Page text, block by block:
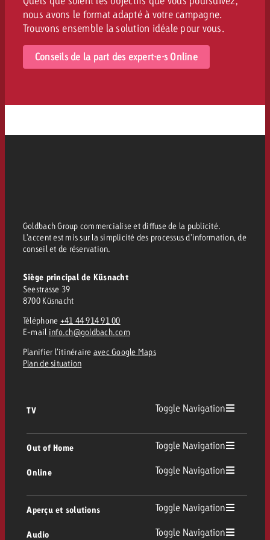
nous avons le format adapté à votre campagne.
Trouvons ensemble la solution idéale pour vous.
Conseils de la part des expert·e·s Online
Goldbach Group commercialise et diffuse de la publicité.
L’accent est mis sur la simplicité des processus d’information, de
conseil et de réservation.
Siège principal de Küsnacht
Seestrasse 39
8700 Küsnacht
Téléphone +41 44 914 91 00
E-mail info.ch@goldbach.com
Planifier l’itinéraire avec Google Maps
Plan de situation
TV Toggle Navigation
Out of Home Toggle Navigation
Out of Home
Affichage
Online Toggle Navigation
Aperçu et solutions Toggle Navigation
Audio Toggle Navigation